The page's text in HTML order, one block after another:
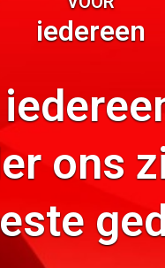
iedereen
ons